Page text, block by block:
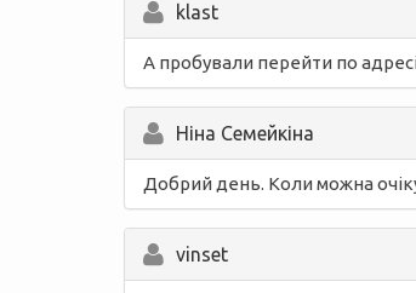
klast
А пробували перейти по
Ніна Семейкіна
Добрий день. Коли можна
vinset